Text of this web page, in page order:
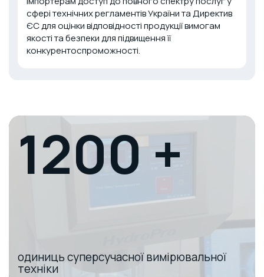
сфері технічних регламентів України та Директив
ЄС для оцінки відповідності продукції вимогам
якості та безпеки для підвищення її
конкурентоспроможності.
1200 +
одиниць суперсучасної вимірювальної
техніки